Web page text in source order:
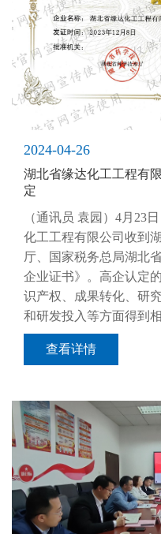
2024-04-26
湖北省缘达化工工程有
定
（通讯员 袁园）4月23
化工工程有限公司收到
厅、国家税务总局湖北
企业证书》。高企认定
识产权、成果转化、研
和研发投入等方面得到
查看详情